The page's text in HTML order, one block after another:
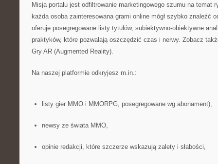
Misją portalu jest odfiltrowanie marketingowego szumu na temat
każda osoba zainteresowana grami online mógł szybko znaleźć
oferuje posegregowane listy tytułów, subiektywno-obiektywne
praktyków, które pozwalają oszczędzić czas i nerwy. Zobacz
Gry AR (Augmented Reality).
Na naszej platformie odkryjesz m.in.:
listy gier MMO i MMORPG, posegregowane wg abonament),
newsy ze świata MMO,
opinie redakcji, które szczerze wskazują zalety i słabości,